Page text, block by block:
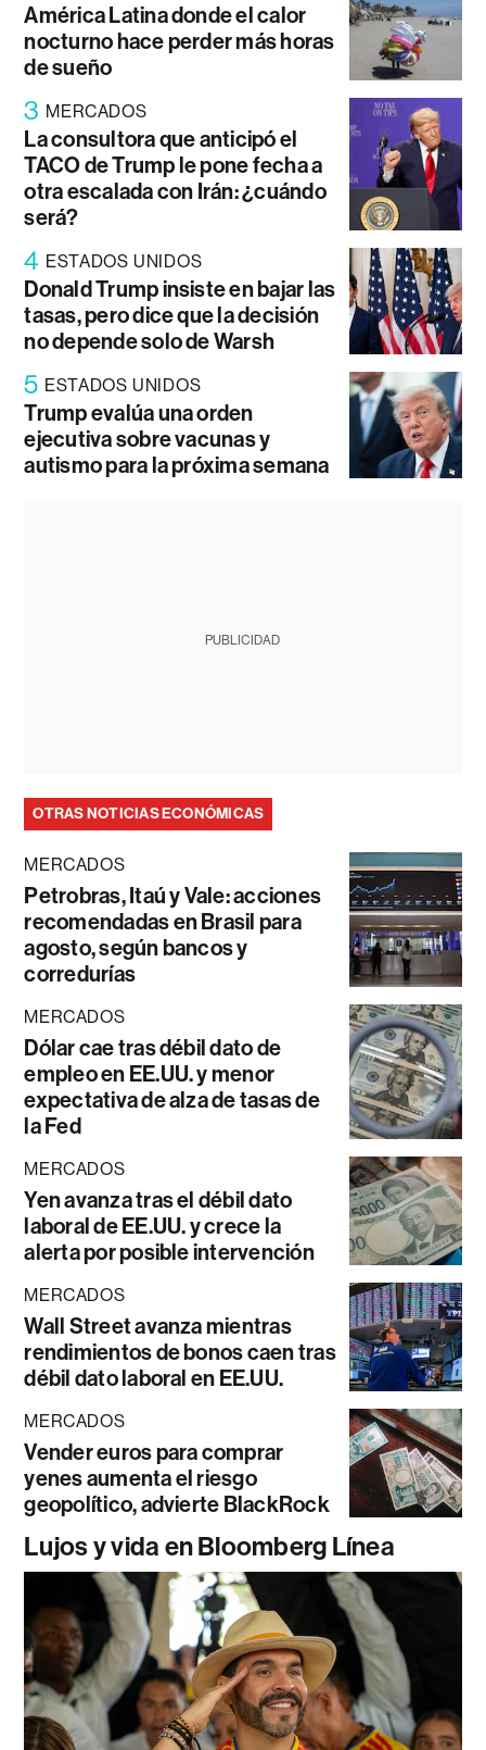
América Latina donde el calor
nocturno hace perder más horas
de sueño
3 MERCADOS
La consultora que anticipó el
TACO de Trump le pone fecha a
otra escalada con Irán: ¿cuándo
será?
4 ESTADOS UNIDOS
Donald Trump insiste en bajar las
tasas, pero dice que la decisión
no depende solo de Warsh
5 ESTADOS UNIDOS
Trump evalúa una orden
ejecutiva sobre vacunas y
autismo para la próxima semana
PUBLICIDAD
OTRAS NOTICIAS ECONÓMICAS
MERCADOS
Petrobras, Itaú y Vale: acciones
recomendadas en Brasil para
agosto, según bancos y
corredurías
MERCADOS
Dólar cae tras débil dato de
empleo en EE.UU. y menor
expectativa de alza de tasas de
la Fed
MERCADOS
Yen avanza tras el débil dato
laboral de EE.UU. y crece la
alerta por posible intervención
MERCADOS
Wall Street avanza mientras
rendimientos de bonos caen tras
débil dato laboral en EE.UU.
MERCADOS
Vender euros para comprar
yenes aumenta el riesgo
geopolítico, advierte BlackRock
Lujos y vida en Bloomberg Línea